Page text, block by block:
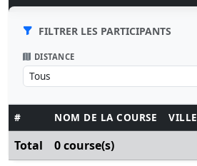
FILTRER LES PARTICIPANTS
DISTANCE
# NOM DE LA COURSE VILLE
Total 0 course(s)